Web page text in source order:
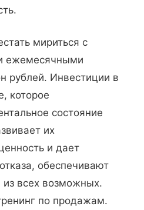
мириться с
ежемесячными
рублей. Инвестиции в
которое
состояние
их
и дает
обеспечивают
всех возможных.
по продажам.